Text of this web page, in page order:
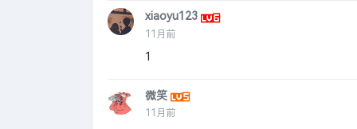
xiaoyu123
11月前
1
微笑
11月前